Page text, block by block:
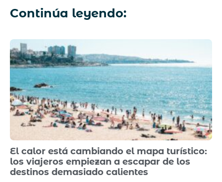
Continúa leyendo:
El calor está cambiando el mapa turístico:
los viajeros empiezan a escapar de los
destinos demasiado calientes